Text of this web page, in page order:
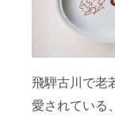
飛騨古川で老
愛されている